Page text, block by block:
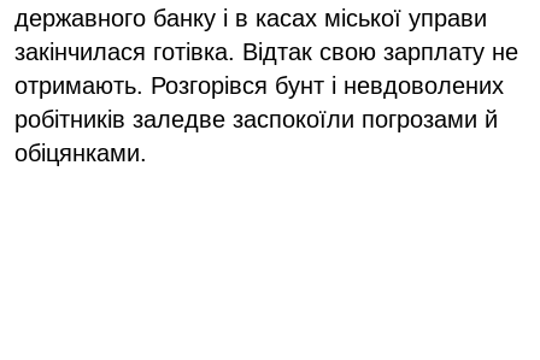
державного банку і в касах міської управи
закінчилася готівка. Відтак свою зарплату не
отримають. Розгорівся бунт і невдоволених
робітників заледве заспокоїли погрозами й
обіцянками.